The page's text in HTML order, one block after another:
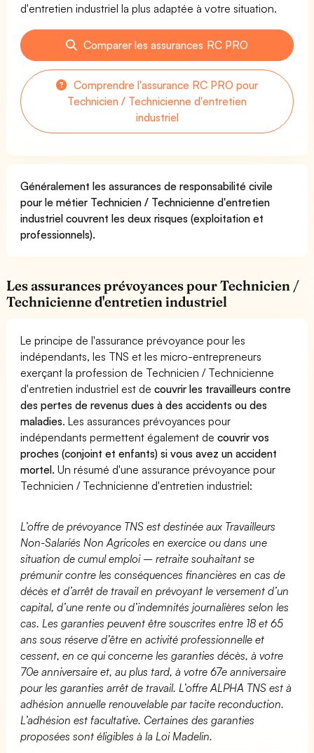
d'entretien industriel la plus adaptée à votre situation.
Comparer les assurances RC PRO
Comprendre l'assurance RC PRO pour
Technicien / Technicienne d'entretien
industriel
Généralement les assurances de responsabilité civile
pour le métier Technicien / Technicienne d'entretien
industriel couvrent les deux risques (exploitation et
professionnels).
Les assurances prévoyances pour Technicien /
Technicienne d'entretien industriel
Le principe de l'assurance prévoyance pour les
indépendants, les TNS et les micro-entrepreneurs
exerçant la profession de Technicien / Technicienne
d'entretien industriel est decouvrir les travailleurs contre
des pertes de revenus dues à des accidents ou des
maladies. Les assurances prévoyances pour
indépendants permettent également decouvrir vos
proches (conjoint et enfants) si vous avez un accident
mortel. Un résumé d'une assurance prévoyance pour
Technicien / Technicienne d'entretien industriel:
L’offre de prévoyance TNS est destinée aux Travailleurs
Non-Salariés Non Agricoles en exercice ou dans une
situation de cumul emploi – retraite souhaitant se
prémunir contre les conséquences financières en cas de
décès et d’arrêt de travail en prévoyant le versement d’un
capital, d’une rente ou d’indemnités journalières selon les
cas. Les garanties peuvent être souscrites entre 18 et 65
ans sous réserve d’être en activité professionnelle et
cessent, en ce qui concerne les garanties décès, à votre
70e anniversaire et, au plus tard, à votre 67e anniversaire
pour les garanties arrêt de travail. L’offre ALPHA TNS est à
adhésion annuelle renouvelable par tacite reconduction.
L’adhésion est facultative. Certaines des garanties
proposées sont éligibles à la Loi Madelin.